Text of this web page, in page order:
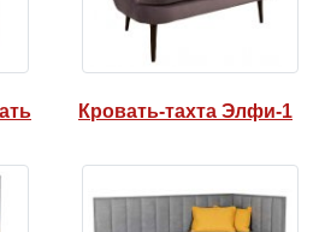
Кровать-тахта Элфи-1